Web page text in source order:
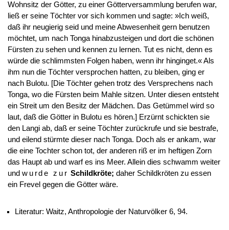
Wohnsitz der Götter, zu einer Götterversammlung berufen war,
ließ er seine Töchter vor sich kommen und sagte: »Ich weiß,
daß ihr neugierig seid und meine Abwesenheit gern benutzen
möchtet, um nach Tonga hinabzusteigen und dort die schönen
Fürsten zu sehen und kennen zu lernen. Tut es nicht, denn es
würde die schlimmsten Folgen haben, wenn ihr hinginget.« Als
ihm nun die Töchter versprochen hatten, zu bleiben, ging er
nach Bulotu. [Die Töchter gehen trotz des Versprechens nach
Tonga, wo die Fürsten beim Mahle sitzen. Unter diesen entsteht
ein Streit um den Besitz der Mädchen. Das Getümmel wird so
laut, daß die Götter in Bulotu es hören.] Erzürnt schickten sie
den Langi ab, daß er seine Töchter zurückrufe und sie bestrafe,
und eilend stürmte dieser nach Tonga. Doch als er ankam, war
die eine Tochter schon tot, der anderen riß er im heftigen Zorn
das Haupt ab und warf es ins Meer. Allein dies schwamm weiter
und wurde zur Schildkröte; daher Schildkröten zu essen
ein Frevel gegen die Götter wäre.
Literatur: Waitz, Anthropologie der Naturvölker 6, 94.